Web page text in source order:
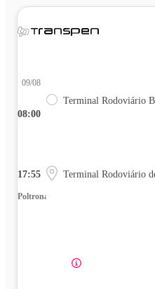
08:00
09/08
Terminal Rodoviário
17:55 Terminal Rodoviário
Poltrona